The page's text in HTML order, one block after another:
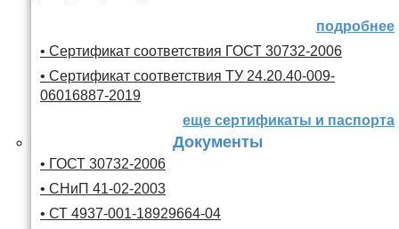
подробнее
• Сертификат соответствия ГОСТ 30732-2006
• Сертификат соответствия ТУ 24.20.40-009-
06016887-2019
еще сертификаты и паспорта
Документы
• ГОСТ 30732-2006
• СНиП 41-02-2003
• СТ 4937-001-18929664-04